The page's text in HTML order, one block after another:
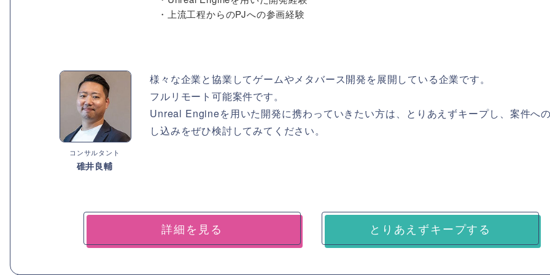
・上流工程からのPJへの参画経験
コンサルタント
碓井良輔
様々な企業と協業してゲームやメタバース開発を展開している企業です。
フルリモート可能案件です。
Unreal Engineを用いた開発に携わっていきたい方は、とりあえずキープし、案件へ
し込みをぜひ検討してみてください。
詳細を見る とりあえずキープする